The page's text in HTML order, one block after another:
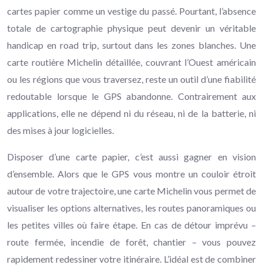
cartes papier comme un vestige du passé. Pourtant, l’absence
totale de cartographie physique peut devenir un véritable
handicap en road trip, surtout dans les zones blanches. Une
carte routière Michelin détaillée, couvrant l’Ouest américain
ou les régions que vous traversez, reste un outil d’une fiabilité
redoutable lorsque le GPS abandonne. Contrairement aux
applications, elle ne dépend ni du réseau, ni de la batterie, ni
des mises à jour logicielles.
Disposer d’une carte papier, c’est aussi gagner en vision
d’ensemble. Alors que le GPS vous montre un couloir étroit
autour de votre trajectoire, une carte Michelin vous permet de
visualiser les options alternatives, les routes panoramiques ou
les petites villes où faire étape. En cas de détour imprévu –
route fermée, incendie de forêt, chantier – vous pouvez
rapidement redessiner votre itinéraire. L’idéal est de combiner